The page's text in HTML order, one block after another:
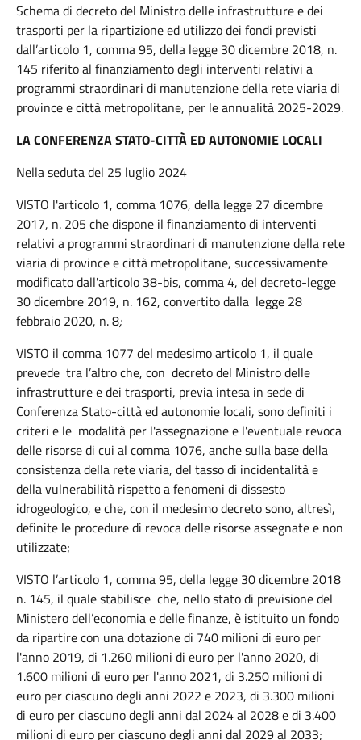
Schema di decreto del Ministro delle infrastrutture e dei
trasporti per la ripartizione ed utilizzo dei fondi previsti
dall’articolo 1, comma 95, della legge 30 dicembre 2018, n.
145 riferito al finanziamento degli interventi relativi a
programmi straordinari di manutenzione della rete viaria di
province e città metropolitane, per le annualità 2025-2029.
LA CONFERENZA STATO-CITTÀ ED AUTONOMIE LOCALI
Nella seduta del 25 luglio 2024
VISTO l'articolo 1, comma 1076, della legge 27 dicembre
2017, n. 205 che dispone il finanziamento di interventi
relativi a programmi straordinari di manutenzione della rete
viaria di province e città metropolitane, successivamente
modificato dall'articolo 38-bis, comma 4, del decreto-legge
30 dicembre 2019, n. 162, convertito dalla legge 28
febbraio 2020, n. 8;
VISTO il comma 1077 del medesimo articolo 1, il quale
prevede tra l’altro che, con decreto del Ministro delle
infrastrutture e dei trasporti, previa intesa in sede di
Conferenza Stato-città ed autonomie locali, sono definiti i
criteri e le modalità per l'assegnazione e l'eventuale revoca
delle risorse di cui al comma 1076, anche sulla base della
consistenza della rete viaria, del tasso di incidentalità e
della vulnerabilità rispetto a fenomeni di dissesto
idrogeologico, e che, con il medesimo decreto sono, altresì,
definite le procedure di revoca delle risorse assegnate e non
utilizzate;
VISTO l’articolo 1, comma 95, della legge 30 dicembre 2018
n. 145, il quale stabilisce che, nello stato di previsione del
Ministero dell’economia e delle finanze, è istituito un fondo
da ripartire con una dotazione di 740 milioni di euro per
l'anno 2019, di 1.260 milioni di euro per l'anno 2020, di
1.600 milioni di euro per l'anno 2021, di 3.250 milioni di
euro per ciascuno degli anni 2022 e 2023, di 3.300 milioni
di euro per ciascuno degli anni dal 2024 al 2028 e di 3.400
milioni di euro per ciascuno degli anni dal 2029 al 2033;